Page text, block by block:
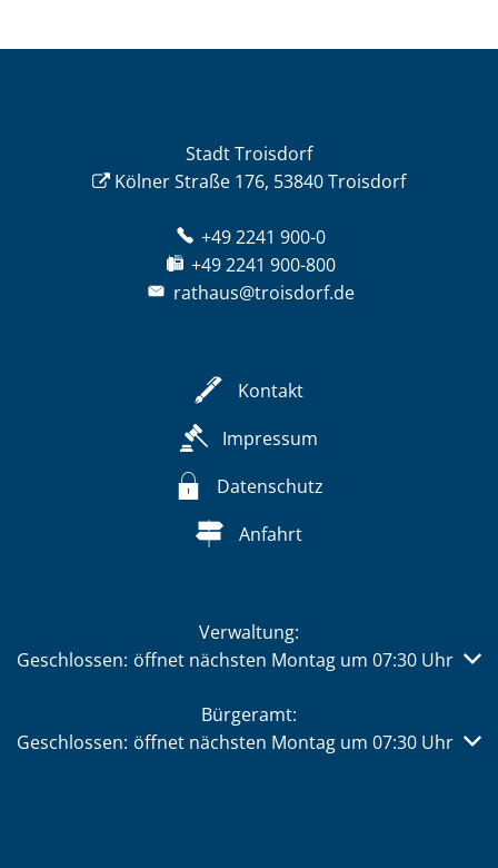
Stadt Troisdorf
Kölner Straße 176, 53840 Troisdorf
+49 2241 900-0
+49 2241 900-800
rathaus@troisdorf.de
Kontakt
Impressum
Datenschutz
Anfahrt
Verwaltung:
Klicken, um weitere Öffnungs- oder Schließzeiten
Geschlossen: öffnet nächsten Montag um 07:30 Uhr
Bürgeramt:
Klicken, um weitere Öffnungs- oder Schließzeiten
Geschlossen: öffnet nächsten Montag um 07:30 Uhr